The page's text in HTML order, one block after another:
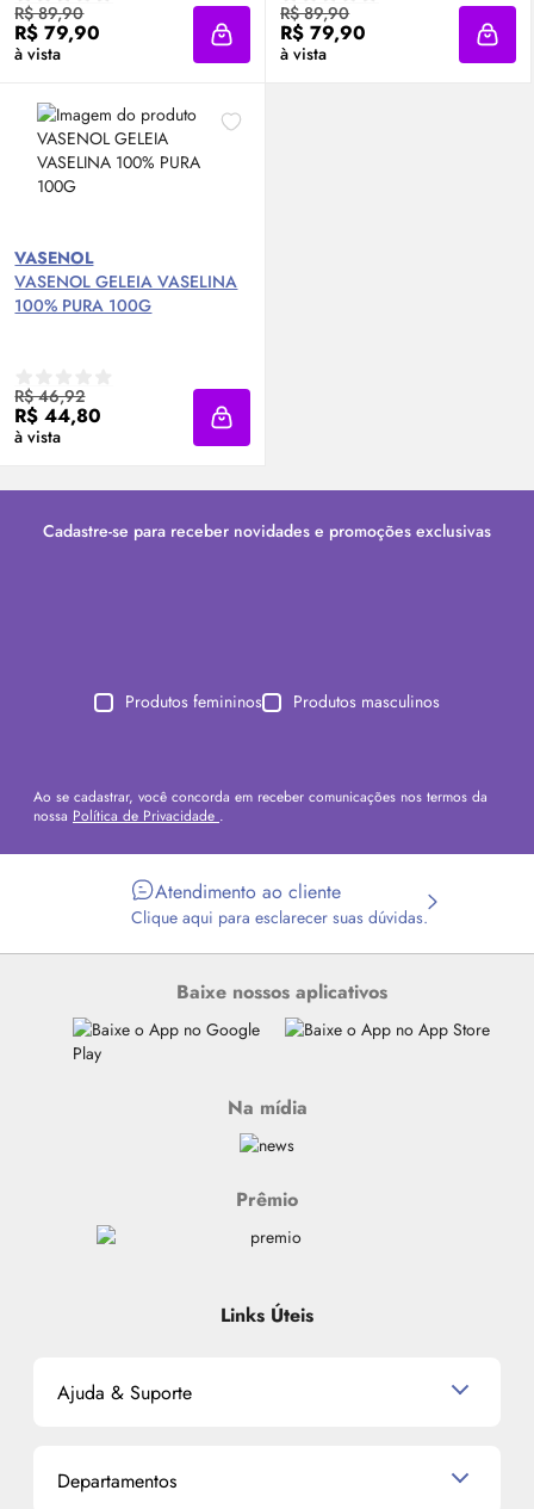
R$ 89,90
R$ 79,90
à vista Adicionar à sacola
R$ 89,90
R$ 79,90
à vista
VASENOL
VASENOL GELEIA VASELINA
100% PURA 100G
R$ 46,92
R$ 44,80
à vista Adicionar à sacola
Cadastre-se para receber novidades e promoções exclusivas
Produtos femininos Produtos masculinos
Ao se cadastrar, você concorda em receber comunicações nos termos da
nossa Política de Privacidade .
Atendimento ao cliente
Clique aqui para esclarecer suas dúvidas.
Baixe nossos aplicativos
Na mídia
Prêmio
Links Úteis
Ajuda & Suporte
Política de Devolução
Departamentos